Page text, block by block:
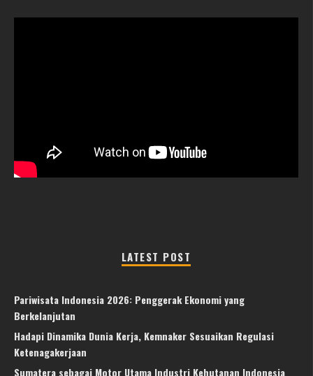
LATEST POST
Pariwisata Indonesia 2026: Penggerak Ekonomi yang
Berkelanjutan
Hadapi Dinamika Dunia Kerja, Kemnaker Sesuaikan Regulasi
Ketenagakerjaan
Sumatera sebagai Motor Utama Industri Kehutanan Indonesia